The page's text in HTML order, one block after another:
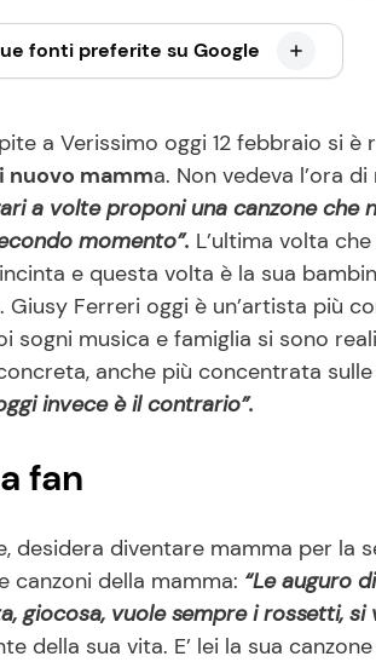
fonti preferite su Google
a Verissimo oggi 12 febbraio si è
nuovo mamma. Non vedeva l’ora
a volte proponi una canzone che
momento”. L’ultima volta
e questa volta è la sua
Ferreri oggi è un’artista più
sogni musica e famiglia si sono
anche più concentrata sulle
invece è il contrario”.
fan
desidera diventare mamma per la
canzoni della mamma: “Le auguro
giocosa, vuole sempre i rossetti, si
della sua vita. E’ lei la sua